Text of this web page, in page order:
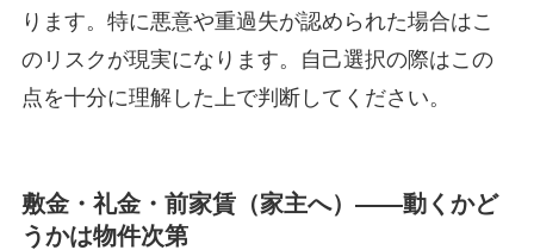
ります。特に悪意や重過失が認められた場合はこ
のリスクが現実になります。自己選択の際はこの
点を十分に理解した上で判断してください。
敷金・礼金・前家賃（家主へ）——動くかど
うかは物件次第